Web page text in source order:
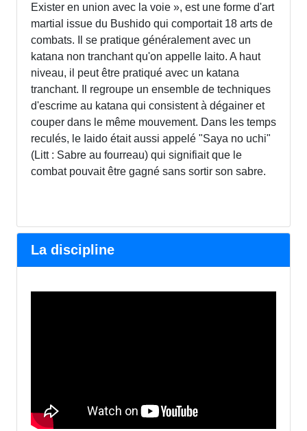
Exister en union avec la voie », est une forme d'art
martial issue du Bushido qui comportait 18 arts de
combats. Il se pratique généralement avec un
katana non tranchant qu'on appelle Iaito. A haut
niveau, il peut être pratiqué avec un katana
tranchant. Il regroupe un ensemble de techniques
d'escrime au katana qui consistent à dégainer et
couper dans le même mouvement. Dans les temps
reculés, le Iaido était aussi appelé "Saya no uchi"
(Litt : Sabre au fourreau) qui signifiait que le
combat pouvait être gagné sans sortir son sabre.
La discipline